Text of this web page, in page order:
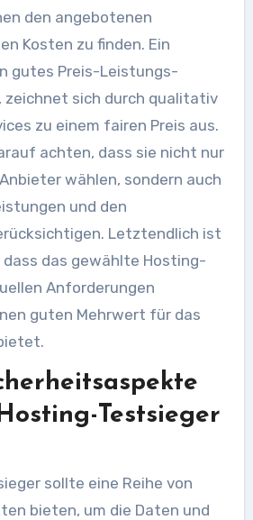
den angebotenen
Kosten zu finden. Ein
gutes Preis-Leistungs-
sich durch qualitativ
zu einem fairen Preis aus.
achten, dass sie nicht nur
wählen, sondern auch
und den
Letztendlich ist
das gewählte Hosting-
Anforderungen
guten Mehrwert für das
Testsieger
sollte eine Reihe von
bieten, um die Daten und